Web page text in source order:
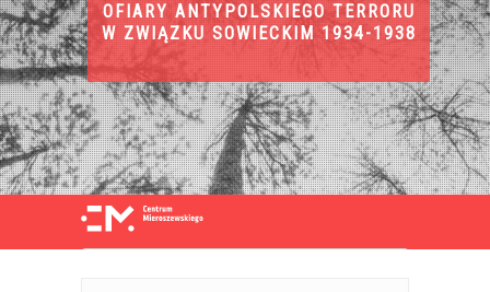
OFIARY ANTYPOLSKIEGO TERRORU
W ZWIĄZKU SOWIECKIM 1934-1938